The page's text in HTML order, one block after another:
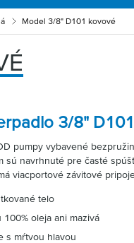
Model 3/8" D101 kovové
3/8" D101
pumpy vybavené
sú navrhnuté pre časté
viacportové závitové
telo
100% oleja ani mazivá
s mŕtvou hlavou